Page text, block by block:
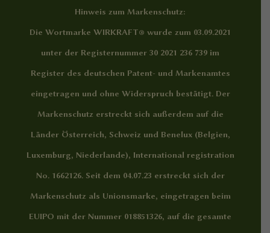
Hinweis zum Markenschutz:
Die Wortmarke WIRKRAFT® wurde zum 03.09.2021
unter der Registernummer 30 2021 236 739 im
Register des deutschen Patent- und Markenamtes
eingetragen und ohne Widerspruch bestätigt. Der
Markenschutz erstreckt sich außerdem auf die
Länder Österreich, Schweiz und Benelux (Belgien,
Luxemburg, Niederlande), International registration
No. 1662126. Seit dem 04.07.23 erstreckt sich der
Markenschutz als Unionsmarke, eingetragen beim
EUIPO mit der Nummer 018851326, auf die gesamte